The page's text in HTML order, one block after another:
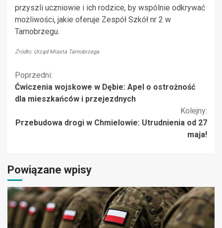
przyszli uczniowie i ich rodzice, by wspólnie odkrywać
możliwości, jakie oferuje Zespół Szkół nr 2 w
Tarnobrzegu.
Źródło: Urząd Miasta Tarnobrzega
Kontynuuj
czytanie
Poprzedni:
Ćwiczenia wojskowe w Dębie: Apel o ostrożność
dla mieszkańców i przejezdnych
Kolejny:
Przebudowa drogi w Chmielowie: Utrudnienia od 27
maja!
Powiązane wpisy